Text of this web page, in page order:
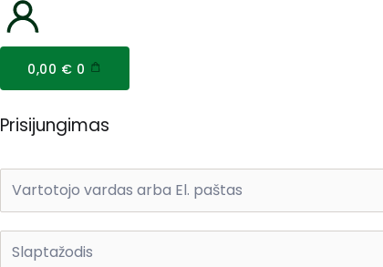
0,00 € 0
Cart
Prisijungimas